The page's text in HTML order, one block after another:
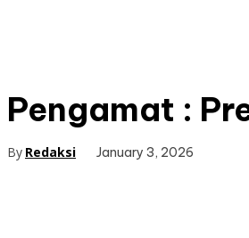
Pengamat :
By Redaksi January 3, 2026